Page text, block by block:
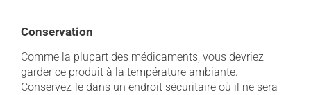
Conservation
Comme la plupart des médicaments, vous devriez
garder ce produit à la température ambiante.
Conservez-le dans un endroit sécuritaire où il ne sera